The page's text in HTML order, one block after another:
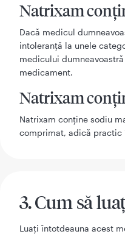
Natrixam
Dacă medicul
intoleranţă la unele
medicului
medicament.
Natrixam
Natrixam conține sodiu
comprimat, adică practic
3. Cum să
Luaţi întotdeauna acest